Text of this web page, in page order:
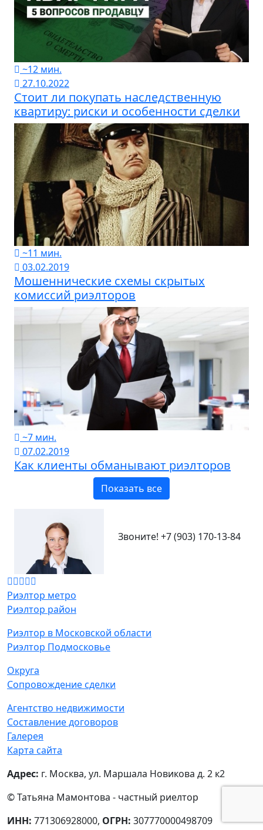
~12 мин.
27.10.2022
Стоит ли покупать наследственную
квартиру: риски и особенности сделки
~11 мин.
03.02.2019
Мошеннические схемы скрытых
комиссий риэлторов
~7 мин.
07.02.2019
Как клиенты обманывают риэлторов
Показать все
Звоните! +7 (903) 170-13-84
Риэлтор метро
Риэлтор район
Риэлтор в Московской области
Риэлтор Подмосковье
Округа
Сопровождение сделки
Агентство недвижимости
Составление договоров
Галерея
Карта сайта
Адрес: г. Москва, ул. Маршала Новикова д. 2 к2
© Татьяна Мамонтова - частный риелтор
ИНН: 771306928000, ОГРН: 307770000498709